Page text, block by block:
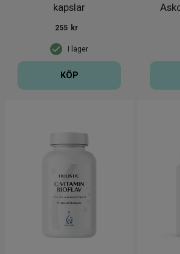
kapslar
I lager
255 kr
KÖP